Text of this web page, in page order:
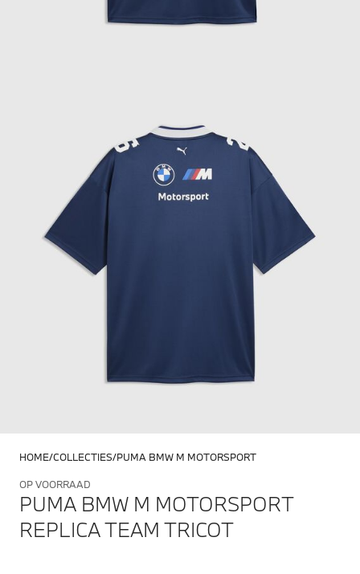
HOME COLLECTIES PUMA BMW M MOTORSPORT
OP VOORRAAD
PUMA BMW M MOTORSPORT
REPLICA TEAM TRICOT